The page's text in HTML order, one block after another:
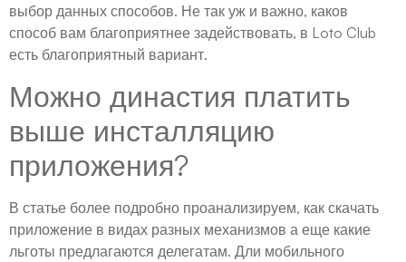
выбор данных способов. Не так уж и важно, каков
способ вам благоприятнее задействовать, в Loto Club
есть благоприятный вариант.
Можно династия платить
выше инсталляцию
приложения?
В статье более подробно проанализируем, как скачать
приложение в видах разных механизмов а еще какие
льготы предлагаются делегатам. Дли мобильного